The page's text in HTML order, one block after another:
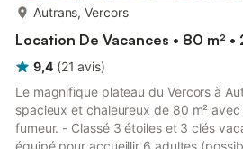
Autrans, Vercors
Location De Vacances • 80 m² •
9,4 (21 avis)
Le magnifique plateau du Vercors à
spacieux et chaleureux de 80 m²
fumeur. - Classé 3 étoiles et 3 clés
équipé pour accueillir 6 adultes